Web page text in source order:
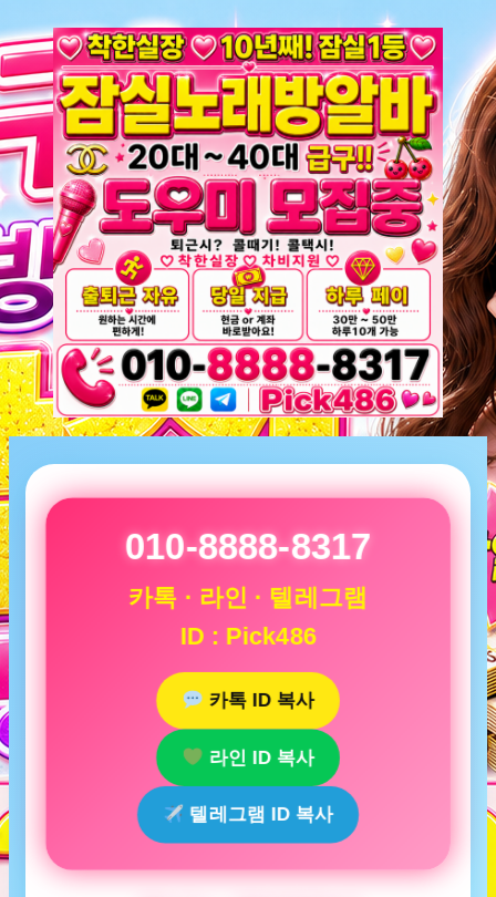
010-8888-8317
카톡 · 라인 · 텔레그램
ID : Pick486
카톡 ID 복사
라인 ID 복사
텔레그램 ID 복사